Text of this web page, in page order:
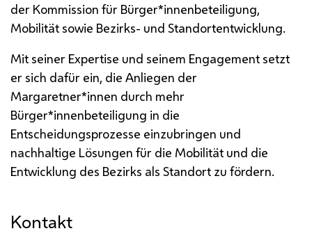
der Kommission für Bürger*innenbeteiligung,
Mobilität sowie Bezirks- und Standortentwicklung.
Mit seiner Expertise und seinem Engagement setzt
er sich dafür ein, die Anliegen der
Margaretner*innen durch mehr
Bürger*innenbeteiligung in die
Entscheidungsprozesse einzubringen und
nachhaltige Lösungen für die Mobilität und die
Entwicklung des Bezirks als Standort zu fördern.
Kontakt